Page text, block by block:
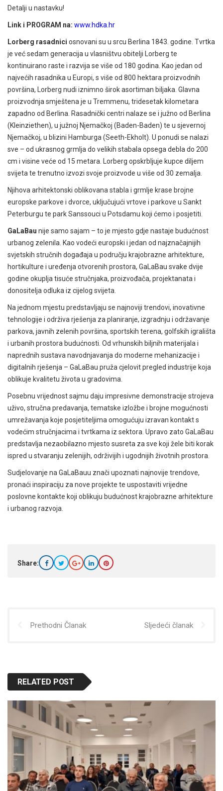
Detalji u nastavku!
Link i PROGRAM na: www.hdka.hr
Lorberg rasadnici osnovani su u srcu Berlina 1843. godine. Tvrtka
je već sedam generacija u vlasništvu obitelji Lorberg te
kontinuirano raste i razvija se više od 180 godina. Kao jedan od
najvećih rasadnika u Europi, s više od 800 hektara proizvodnih
površina, Lorberg nudi iznimno širok asortiman biljaka. Glavna
proizvodnja smještena je u Tremmenu, tridesetak kilometara
zapadno od Berlina. Rasadnički centri nalaze se i južno od Berlina
(Kleinziethen), u južnoj Njemačkoj (Baden-Baden) te u sjevernoj
Njemačkoj, u blizini Hamburga (Seeth-Ekholt). U ponudi se nalazi
sve – od ukrasnog grmlja do velikih stabala opsega debla do 200
cm i visine veće od 15 metara. Lorberg opskrbljuje kupce diljem
svijeta te trenutno izvozi svoje proizvode u više od 30 zemalja.
Njihova arhitektonski oblikovana stabla i grmlje krase brojne
europske parkove i dvorce, uključujući vrtove i parkove u Sankt
Peterburgu te park Sanssouci u Potsdamu koji ćemo i posjetiti.
GaLaBau nije samo sajam – to je mjesto gdje nastaje budućnost
urbanog zelenila. Kao vodeći europski i jedan od najznačajnijih
svjetskih stručnih događaja u području krajobrazne arhitekture,
hortikulture i uređenja otvorenih prostora, GaLaBau svake dvije
godine okuplja tisuće stručnjaka, proizvođača, projektanata i
donositelja odluka iz cijelog svijeta.
Na jednom mjestu predstavljaju se najnoviji trendovi, inovativne
tehnologije i održiva rješenja za planiranje, izgradnju i održavanje
parkova, javnih zelenih površina, sportskih terena, golfskih igrališta
i urbanih prostora budućnosti. Od vrhunskih biljnih materijala i
naprednih sustava navodnjavanja do moderne mehanizacije i
digitalnih rješenja – GaLaBau pruža cjelovit pregled industrije koja
oblikuje kvalitetu života u gradovima.
Posebnu vrijednost sajmu daju impresivne demonstracije strojeva
uživo, stručna predavanja, tematske izložbe i brojne mogućnosti
umrežavanja koje posjetiteljima omogućuju izravan kontakt s
vodećim stručnjacima i tvrtkama iz sektora. Upravo zato GaLaBau
predstavlja nezaobilazno mjesto susreta za sve koji žele biti korak
ispred u stvaranju zelenijih, održivijih i ugodnijih životnih prostora.
Sudjelovanje na GaLaBauu znači upoznati najnovije trendove,
pronaći inspiraciju za nove projekte te uspostaviti vrijedne
poslovne kontakte koji oblikuju budućnost krajobrazne arhitekture
i urbanog razvoja.
Share:
Prethodni Članak Sljedeći članak
RELATED POST